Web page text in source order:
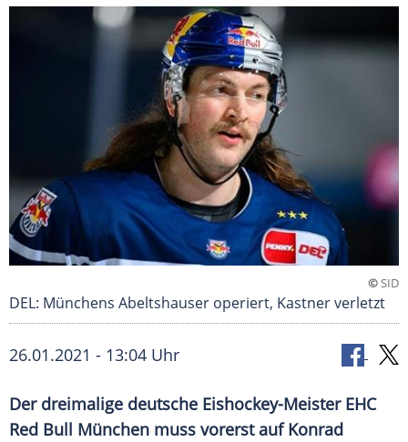
©SID
DEL: Münchens Abeltshauser operiert, Kastner verletzt
26.01.2021 - 13:04 Uhr
Der dreimalige deutsche Eishockey-Meister EHC
Red Bull München muss vorerst aufKonrad